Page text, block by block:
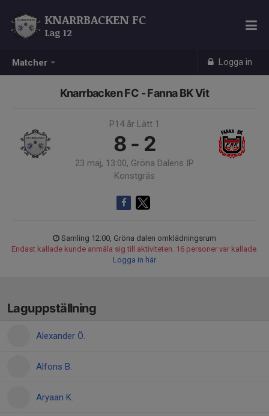
Matcher Logga in
KNARRBACKEN FC
Lag 12
Knarrbacken FC - Fanna BK Vit
P14 år Lätt 1
8 - 2
23 maj, 13:00, Gröna Dalens IP
Konstgräs
Samling 12:00, Gröna dalen omklädningsrum
Endast kallade kunde anmäla sig till aktiviteten. 16 personer var kallade.
Logga in här
Laguppställning
Alexander Ö.
Alfons B.
Aryaan K.